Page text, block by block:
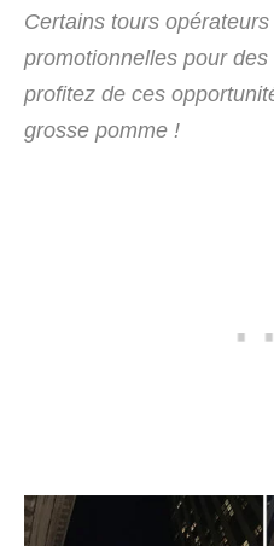
Certains tours opérateurs
promotionnelles pour
profitez de ces
grosse pomme !